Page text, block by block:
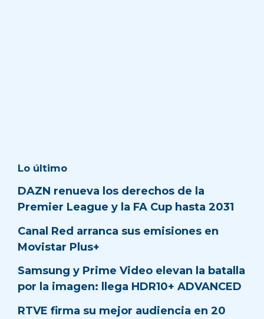
Lo último
DAZN renueva los derechos de la
Premier League y la FA Cup hasta 2031
Canal Red arranca sus emisiones en
Movistar Plus+
Samsung y Prime Video elevan la batalla
por la imagen: llega HDR10+ ADVANCED
RTVE firma su mejor audiencia en 20